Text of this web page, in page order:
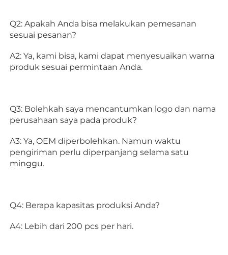
Q2: Apakah Anda bisa melakukan pemesanan
sesuai pesanan?
A2: Ya, kami bisa, kami dapat menyesuaikan warna
produk sesuai permintaan Anda.
Q3: Bolehkah saya mencantumkan logo dan nama
perusahaan saya pada produk?
A3: Ya, OEM diperbolehkan. Namun waktu
pengiriman perlu diperpanjang selama satu
minggu.
Q4: Berapa kapasitas produksi Anda?
A4: Lebih dari 200 pcs per hari.